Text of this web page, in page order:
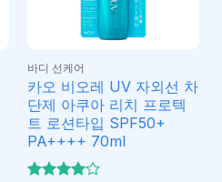
바디 선케어
카오 비오레 UV 자외선 차
단제 아쿠아 리치 프로텍
트 로션타입 SPF50+
PA++++ 70ml